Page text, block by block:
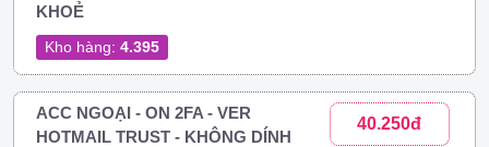
KHOẺ
Kho hàng: 4.395
ACC NGOẠI - ON 2FA - VER
HOTMAIL TRUST - KHÔNG DÍNH
40.250đ